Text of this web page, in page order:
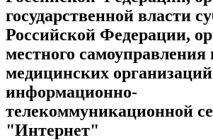
государственной власти
Российской Федерации,
местного самоуправления
медицинских
информационно-
телекоммуникационной
"Интернет"